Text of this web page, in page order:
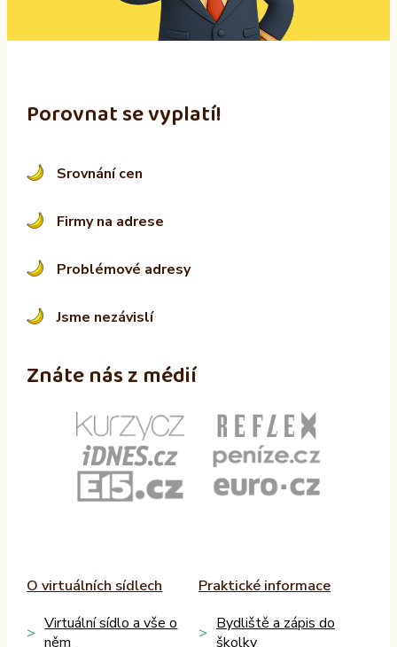
:
Porovnat se vyplatí!
Srovnání cen
Firmy na adrese
Problémové adresy
Jsme nezávislí
Znáte nás z médií
O virtuálních sídlech
Virtuální sídlo a vše o
něm
Praktické informace
Bydliště a zápis do
školky